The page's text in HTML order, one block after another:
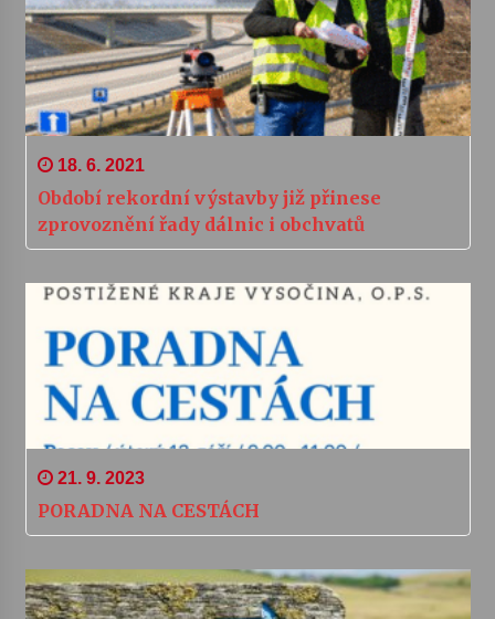
18. 6. 2021
Období rekordní výstavby již přinese
zprovoznění řady dálnic i obchvatů
21. 9. 2023
PORADNA NA CESTÁCH